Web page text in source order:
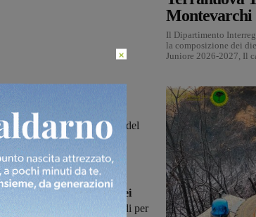
anche in alcuni comuni del
i due bandi. Le domande
idrico che opera anche nei
, ha pubblicato i due bandi per
Montevarchi
Il Dipartimento
la composizione dei
Juniore 2026-2027, Il
×